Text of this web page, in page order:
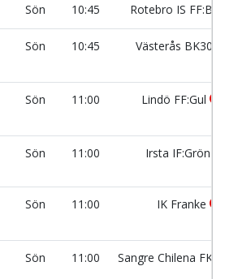
Sön 10:45 Rotebro IS FF:Blå
Sön 10:45 Västerås BK30:2
Sön 11:00 Lindö FF:Gul
Sön 11:00 Irsta IF:Grön
Sön 11:00 IK Franke
Sön 11:00 Sangre Chilena FK